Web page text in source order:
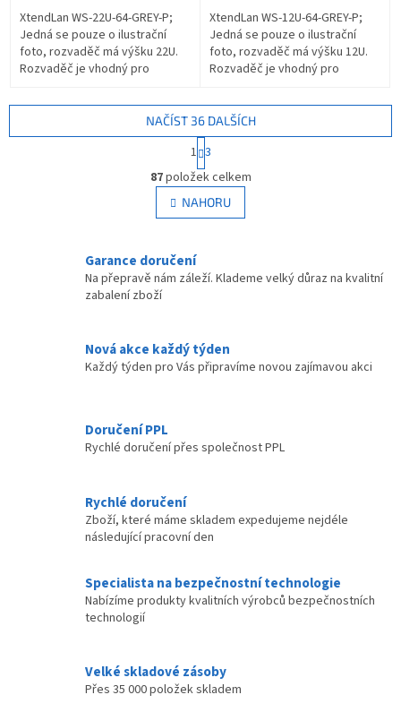
XtendLan WS-22U-64-GREY-P;
Jedná se pouze o ilustrační
foto, rozvaděč má výšku 22U.
Rozvaděč je vhodný pro
telekomunikačních zařízení.
XtendLan WS-12U-64-GREY-P;
Jedná se pouze o ilustrační
foto, rozvaděč má výšku 12U.
Rozvaděč je vhodný pro
telekomunikačních zařízení.
Univerzální...
O
v
l
á
c
í
v
k
y
i
s
NAČÍST 36 DALŠÍCH
S
t
r
á
n
k
n
1 3
87položek celkem
NAHORU
Garance doručení
Na přepravě nám záleží. Klademe velký důraz na kvalitní
zabalení zboží
Nová akce každý týden
Každý týden pro Vás připravíme novou zajímavou akci
Doručení PPL
Rychlé doručení přes společnost PPL
Rychlé doručení
Zboží, které máme skladem expedujeme nejdéle
následující pracovní den
Specialista na bezpečnostní technologie
Nabízíme produkty kvalitních výrobců bezpečnostních
technologií
Velké skladové zásoby
Přes 35 000 položek skladem